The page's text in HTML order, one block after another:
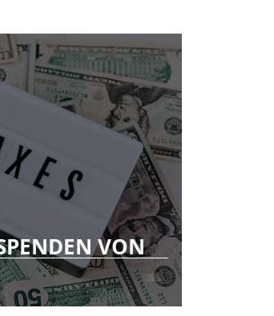
#Gesellschaftsrecht
#Pflegevermächtnis
#Steuerrecht #Staatsbürgerschaft
VON